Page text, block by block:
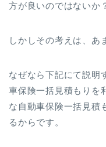
方が良いのではないか
しかしその考えは、あ
なぜなら下記にて説明
車保険一括見積もりを
な自動車保険一括見積
るからです。